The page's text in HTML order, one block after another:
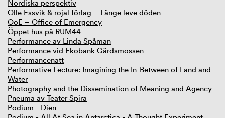
Nordiska perspektiv
Olle Essvik & rojal förlag – Länge leve döden
OoE – Office of Emergency
Öppet hus på RUM44
Performance av Linda Spåman
Performance vid Ekobank Gärdsmossen
Performancenatt
Performative Lecture: Imagining the In-Between of Land and
Water
Photography and the Dissemination of Meaning and Agency
Pneuma av Teater Spira
Podium - Dien